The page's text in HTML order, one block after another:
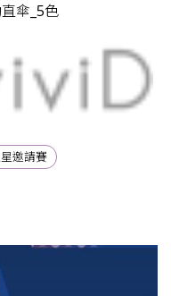
傘_5色
邀請賽